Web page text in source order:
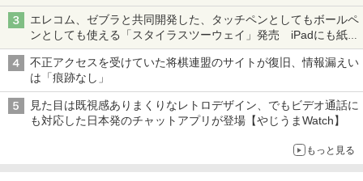
真や映像を使った投資詐欺などへの対策として
エレコム、ゼブラと共同開発した、タッチペンとしてもボールペ
ンとしても使える「スタイラスツーウェイ」発売 iPadにも紙に
も、持ち替えずに書き込める
不正アクセスを受けていた将棋連盟のサイトが復旧、情報漏えい
は「痕跡なし」
見た目は既視感ありまくりなレトロデザイン、でもビデオ通話に
も対応した日本発のチャットアプリが登場【やじうまWatch】
もっと見る